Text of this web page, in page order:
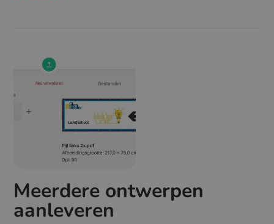
Meerdere ontwerpen
aanleveren